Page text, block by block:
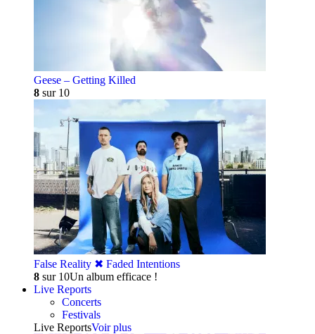
Geese – Getting Killed
8 sur 10
False Reality ✖︎ Faded Intentions
8 sur 10Un album efficace !
Live Reports
Concerts
Festivals
Live ReportsVoir plus